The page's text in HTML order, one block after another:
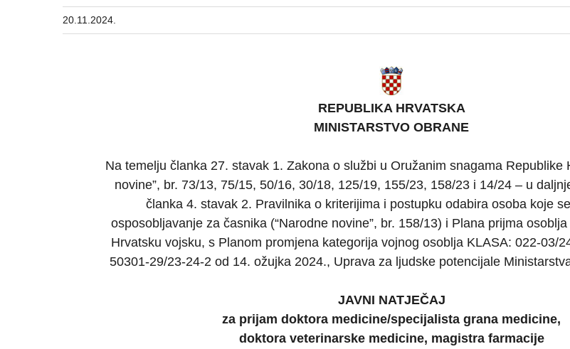
20.11.2024.
REPUBLIKA HRVATSKA
MINISTARSTVO OBRANE
Na temelju članka 27. stavak 1. Zakona o službi u Oružanim snagama Republike
novine”, br. 73/13, 75/15, 50/16, 30/18, 125/19, 155/23, 158/23 i 14/24 – u
članka 4. stavak 2. Pravilnika o kriterijima i postupku odabira osoba koje
osposobljavanje za časnika (“Narodne novine”, br. 158/13) i Plana prijma
Hrvatsku vojsku, s Planom promjena kategorija vojnog osoblja KLASA: 022-03/
50301-29/23-24-2 od 14. ožujka 2024., Uprava za ljudske potencijale
JAVNI NATJEČAJ
za prijam doktora medicine/specijalista grana medicine,
doktora veterinarske medicine, magistra farmacije